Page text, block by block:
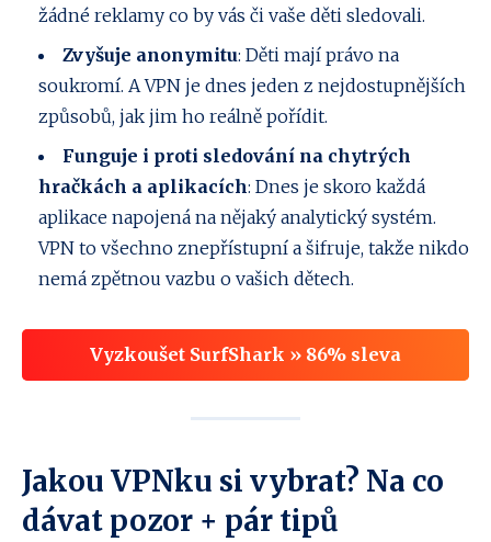
žádné reklamy co by vás či vaše děti sledovali.
Zvyšuje anonymitu: Děti mají právo na
soukromí. A VPN je dnes jeden z nejdostupnějších
způsobů, jak jim ho reálně pořídit.
Funguje i proti sledování na chytrých
hračkách a aplikacích: Dnes je skoro každá
aplikace napojená na nějaký analytický systém.
VPN to všechno znepřístupní a šifruje, takže nikdo
nemá zpětnou vazbu o vašich dětech.
Vyzkoušet SurfShark » 86% sleva
Jakou VPNku si vybrat? Na co
dávat pozor + pár tipů